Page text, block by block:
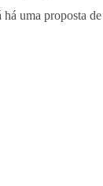
uma proposta